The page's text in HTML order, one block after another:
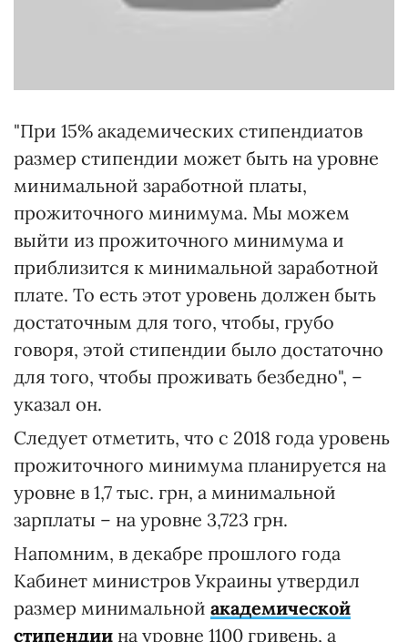
"При 15% академических стипендиатов
размер стипендии может быть на уровне
минимальной заработной платы,
прожиточного минимума. Мы можем
выйти из прожиточного минимума и
приблизится к минимальной заработной
плате. То есть этот уровень должен быть
достаточным для того, чтобы, грубо
говоря, этой стипендии было достаточно
для того, чтобы проживать безбедно", –
указал он.
Следует отметить, что с 2018 года уровень
прожиточного минимума планируется на
уровне в 1,7 тыс. грн, а минимальной
зарплаты – на уровне 3,723 грн.
Напомним, в декабре прошлого года
Кабинет министров Украины утвердил
размер минимальной академической
стипендии на уровне 1100 гривень, а